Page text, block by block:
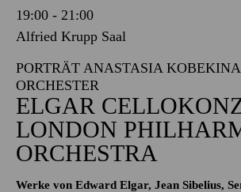
19:00 - 21:00
Alfried Krupp Saal
PORTRÄT ANASTASIA KOBEKINA ·
RCHESTER
ELGAR
LONDON
ORCHESTRA
Werke von Edward Elgar, Jean Sibelius,